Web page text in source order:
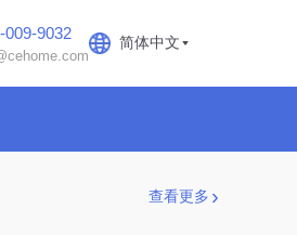
009-9032
简体中文
查看更多